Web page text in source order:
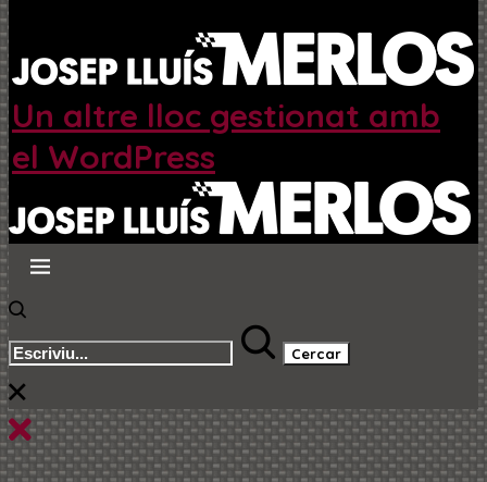
Un altre lloc gestionat amb
el WordPress
Cercar